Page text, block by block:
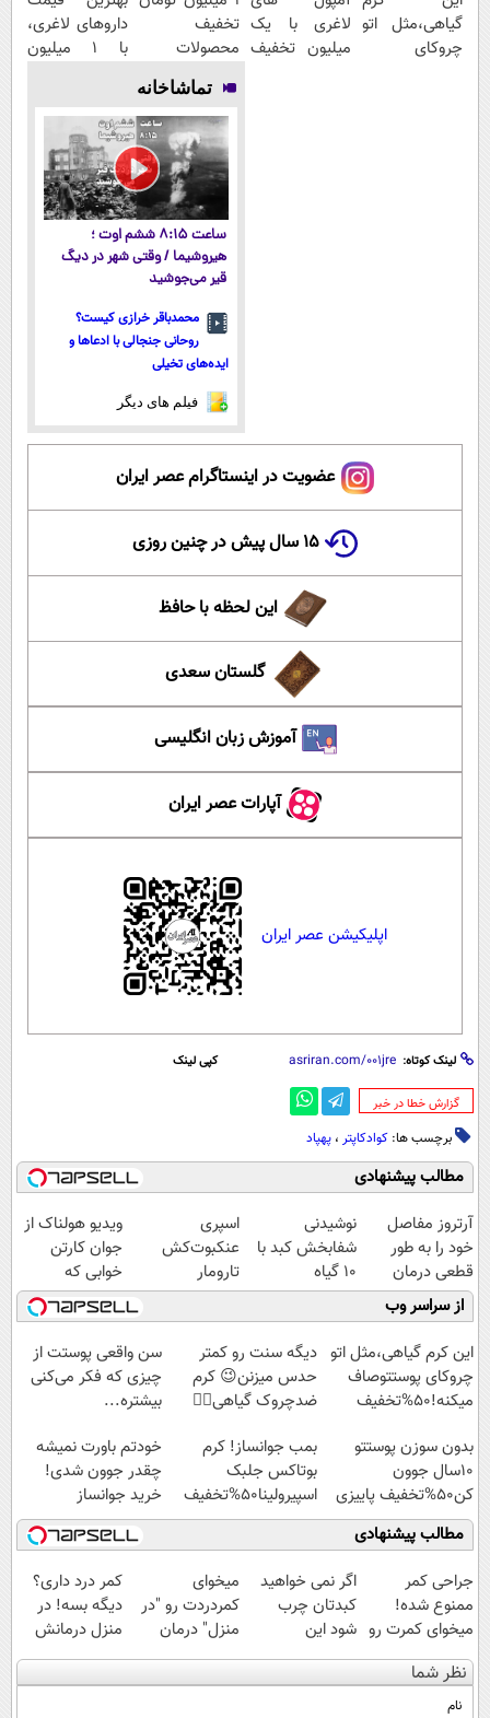
گیاهی،مثل اتو
چروکای
لاغری با یک
میلیون تخفیف
تخفیف
محصولات
لاغری؛ یک قدم
نزدیک‌تر به
شروع کاهش
وزن
داروهای لاغری،
با ۱ میلیون
تماشاخانه
ساعت ۸:۱۵ ششم اوت ؛
هیروشیما / وقتی شهر در دیگ
قیر می‌جوشید
محمدباقر خرازی کیست؟
روحانی جنجالی با ادعاها و
ایده‌های تخیلی
فیلم های دیگر
عضویت در اینستاگرام عصر ایران
۱۵ سال پیش در چنین روزی
این لحظه با حافظ
گلستان سعدی
آموزش زبان انگلیسی
آپارات عصر ایران
اپلیکیشن عصر ایران
لینک کوتاه: کپی لینک
‌گزارش خطا در خبر
برچسب ها: کوادکاپتر ، پهپاد
مطالب پیشنهادی
آرتروز مفاصل
خود را به طور
قطعی درمان
کنید!
◗پرسش‌نامه◖
نوشیدنی
شفابخش کبد با
10 گیاه
موثر(تخفیف تا
امشب)
اسپری
عنکبوت‌‌کش
تارومار
ازبین‌برنده انواع
عنکبوت
ویدیو هولناک از
جوان کارتن
خوابی که
میلیاردر شد.
آموزش رایگان
از سراسر وب
این کرم گیاهی،مثل اتو
چروکای پوستتوصاف
میکنه!50%تخفیف
دیگه سنت رو کمتر
حدس میزنن😉 کرم
ضدچروک گیاهی👈🏻
سن واقعی پوستت از
چیزی که فکر می‌کنی
بیشتره...
بدون سوزن پوستتو
10سال جوون
کن50%تخفیف پاییزی
بمب جوانساز! کرم
بوتاکس جلبک
اسپیرولینا50%تخفیف
خودتم باورت نمیشه
چقدر جوون شدی!
خرید جوانساز
اسپیرولینا با تخفیف
ویژه
مطالب پیشنهادی
جراحی کمر
ممنوع شده!
میخوای کمرت رو
در منزل درمان
کنی؟
((پرسش‌نامه))
اگر نمی خواهید
کبدتان چرب
شود این
نوشیدنی خوش
طعم را بنوشید
میخوای
کمردردت رو "در
منزل" درمان
کنی؟ (◂فیلم +
◂پرسش‌نامه)
کمر درد داری؟
دیگه بسه! در
منزل درمانش
کن
(◀پرسش‌نامه)
نظر شما
نام